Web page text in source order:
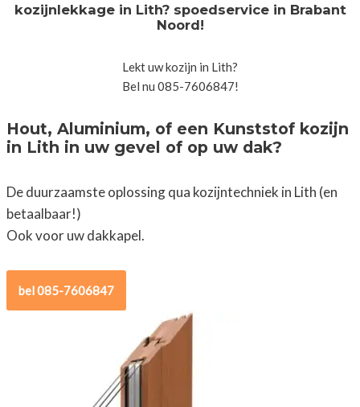
kozijnlekkage in Lith? spoedservice in Brabant
Noord!
Lekt uw kozijn in Lith?
Bel nu 085-7606847!
Hout, Aluminium, of een Kunststof kozijn
in Lith in uw gevel of op uw dak?
De duurzaamste oplossing qua kozijntechniek in Lith (en
betaalbaar!)
Ook voor uw dakkapel.
bel 085-7606847